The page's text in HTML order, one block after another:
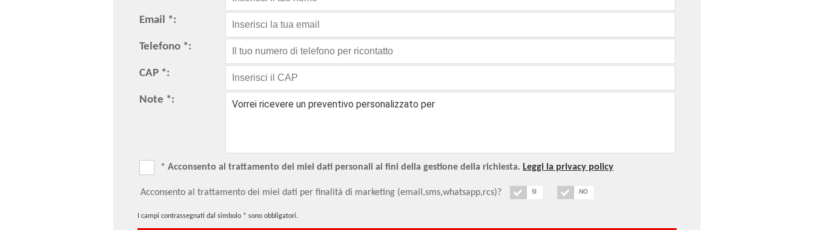
Email *:
Telefono *:
CAP *:
Note *:
* Acconsento al trattamento dei miei dati personali ai fini della gestione della richiesta. Leggi la privacy policy
Acconsento al trattamento dei miei dati per finalità di marketing (email,sms,whatsapp,rcs)? SI NO
I campi contrassegnati dal simbolo * sono obbligatori.